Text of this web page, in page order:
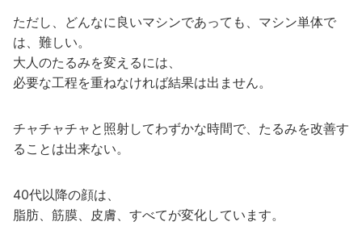
ただし、どんなに良いマシンであっても、マシン単体で
は、難しい。
大人のたるみを変えるには、
必要な工程を重ねなければ結果は出ません。
チャチャチャと照射してわずかな時間で、たるみを改善す
ることは出来ない。
40代以降の顔は、
脂肪、筋膜、皮膚、すべてが変化しています。